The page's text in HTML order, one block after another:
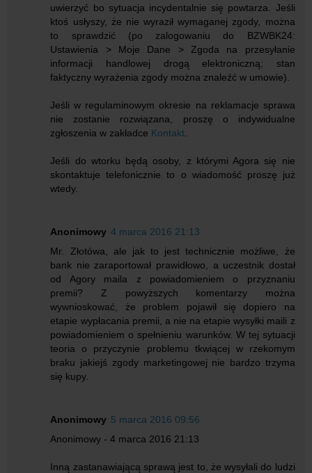
uwierzyć bo sytuacja incydentalnie się powtarza. Jeśli
ktoś usłyszy, że nie wyraził wymaganej zgody, można
to sprawdzić (po zalogowaniu do BZWBK24:
Ustawienia > Moje Dane > Zgoda na przesyłanie
informacji handlowej drogą elektroniczną; stan
faktyczny wyrażenia zgody można znaleźć w umowie).
Jeśli w regulaminowym okresie na reklamacje sprawa
nie zostanie rozwiązana, proszę o indywidualne
zgłoszenia w zakładce Kontakt
Jeśli do wtorku będą osoby, z którymi Agora się nie
skontaktuje telefonicznie to o wiadomość proszę już
wtedy.
Anonimowy 4 marca 2016 21:13
Mr. Złotówa, ale jak to jest technicznie możliwe, że
bank nie zaraportował prawidłowo, a uczestnik dostał
od Agory maila z powiadomieniem o przyznaniu
premii? Z powyższych komentarzy można
wywnioskować, że problem pojawił się dopiero na
etapie wypłacania premii, a nie na etapie wysyłki maili z
powiadomieniem o spełnieniu warunków. W tej sytuacji
teoria o przyczynie problemu tkwiącej w rzekomym
braku jakiejś zgody marketingowej nie bardzo trzyma
się kupy.
Anonimowy 5 marca 2016 09:56
Anonimowy - 4 marca 2016 21:13
Inną zastanawiającą sprawą jest to, że wysyłali do ludzi